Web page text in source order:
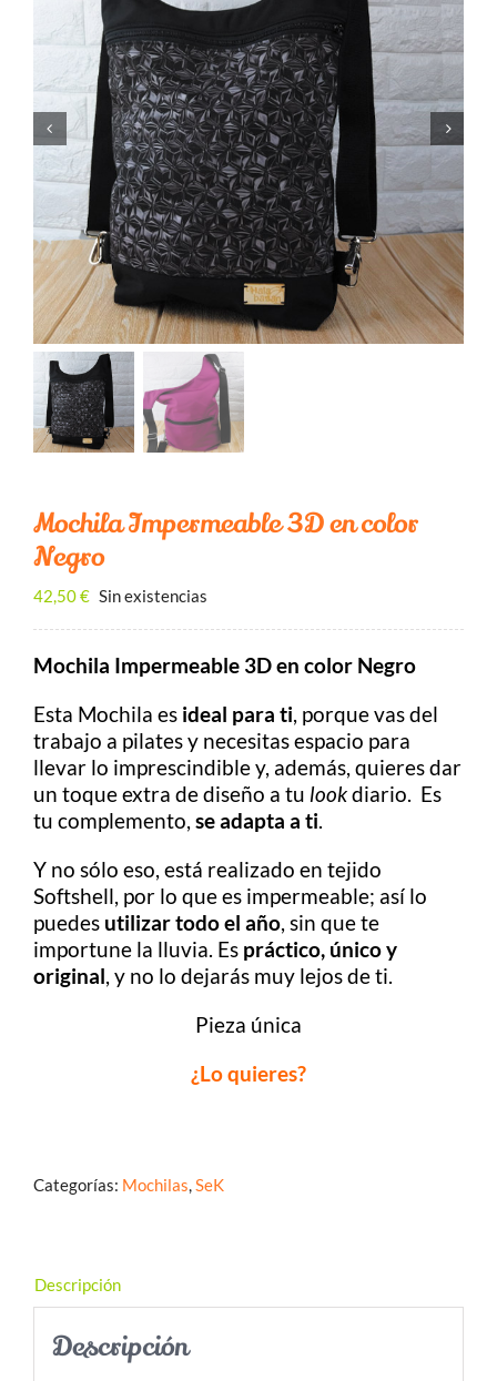
Bolsos mochila
Riñoneras
Carteras
Fundas de libro
Accesorios
Sobre Hala Bazan
Contacto
BUSCAR:
Mochila Impermeable 3D en color
Negro
42,50€ Sin existencias
Mochila Impermeable 3D en color Negro
Esta Mochila es ideal para ti, porque vas del
trabajo a pilates y necesitas espacio para
llevar lo imprescindible y, además, quieres dar
un toque extra de diseño a tu lookdiario. Es
tu complemento, se adapta a ti.
Y no sólo eso, está realizado en tejido
Softshell, por lo que es impermeable; así lo
puedes utilizar todo el año, sin que te
importune la lluvia. Es práctico, único y
original, y no lo dejarás muy lejos de ti.
Pieza única
¿Lo quieres?
Categorías: Mochilas,SeK
Descripción
Descripción